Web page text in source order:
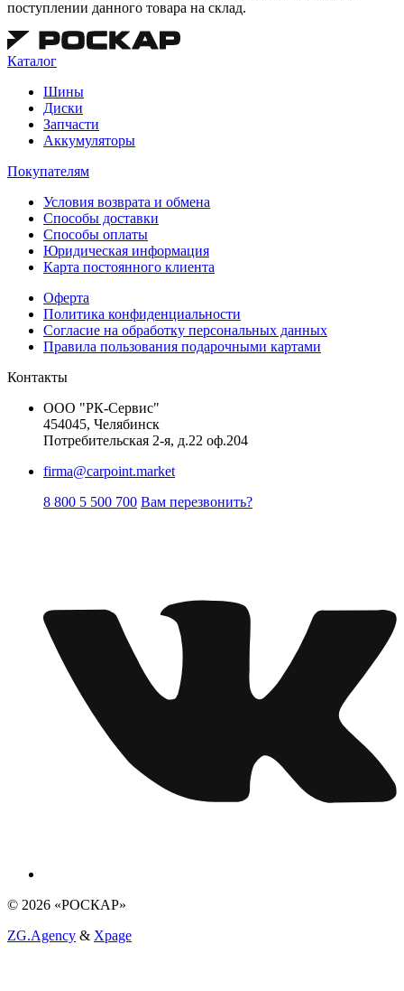
поступлении данного товара на склад.
Каталог
Шины
Диски
Запчасти
Аккумуляторы
Покупателям
Условия возврата и обмена
Способы доставки
Способы оплаты
Юридическая информация
Карта постоянного клиента
Оферта
Политика конфиденциальности
Согласие на обработку персональных данных
Правила пользования подарочными картами
Контакты
ООО "РК-Сервис"
454045, Челябинск
Потребительская 2-я, д.22 оф.204
firma@carpoint.market
8 800 5 500 700 Вам перезвонить?
© 2026 «РОСКАР»
ZG.Agency & Xpage